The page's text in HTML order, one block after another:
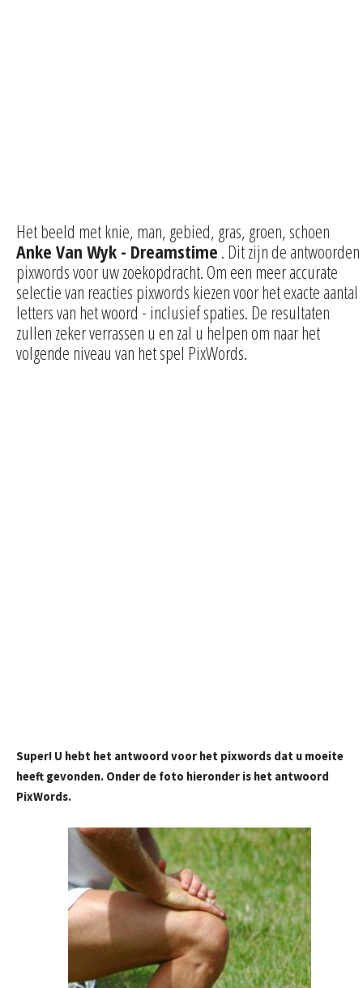
Het beeld met knie, man, gebied, gras, groen, schoen
Anke Van Wyk - Dreamstime . Dit zijn de antwoorden
pixwords voor uw zoekopdracht. Om een meer accurate
selectie van reacties pixwords kiezen voor het exacte aantal
letters van het woord - inclusief spaties. De resultaten
zullen zeker verrassen u en zal u helpen om naar het
volgende niveau van het spel PixWords.
Super! U hebt het antwoord voor het pixwords dat u moeite
heeft gevonden. Onder de foto hieronder is het antwoord
PixWords.